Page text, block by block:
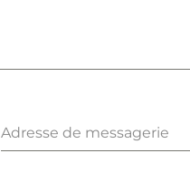
Adresse de messagerie